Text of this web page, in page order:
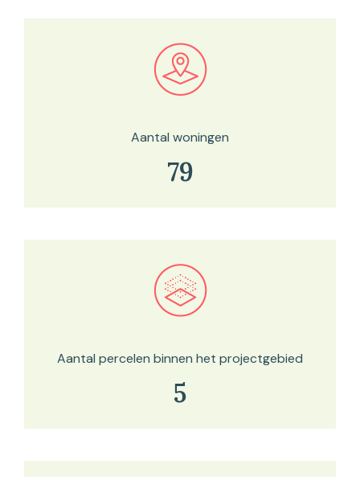
Bekijk in onze kaartviewer
Aantal woningen
79
Bekijk in onze kaartviewer
Aantal percelen binnen het projectgebied
5